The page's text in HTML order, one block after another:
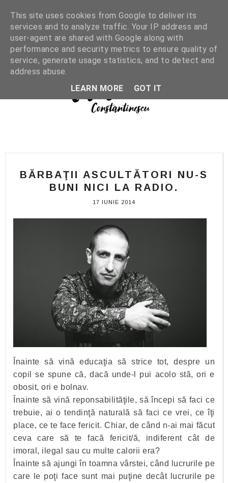
BĂRBAŢII ASCULTĂTORI NU-S
BUNI NICI LA RADIO.
17 IUNIE 2014
Înainte să vină educaţia să strice tot, despre un
copil se spune că, dacă unde-l pui acolo stă, ori e
obosit, ori e bolnav.
Înainte să vină reponsabilităţile, să începi să faci ce
trebuie, ai o tendinţă naturală să faci ce vrei, ce îţi
place, ce te face fericit. Chiar, de când n-ai mai făcut
ceva care să te facă fericit/ă, indiferent cât de
imoral, ilegal sau cu multe calorii era?
Înainte să ajungi în toamna vârstei, când lucrurile pe
care le poţi face sunt mai puţine decât lucrurile pe
This site uses cookies from Google to deliver its
services and to analyze traffic. Your IP address and
user-agent are shared with Google along with
performance and security metrics to ensure quality of
service, generate usage statistics, and to detect and
address abuse.
LEARN MORE
GOT IT